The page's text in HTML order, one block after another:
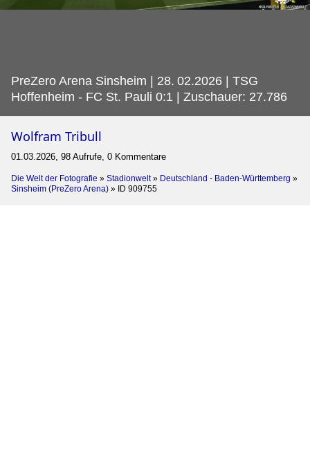
PreZero Arena Sinsheim | 28. 02.2026 | TSG
Hoffenheim - FC St. Pauli 0:1 | Zuschauer: 27.786
Wolfram Tribull
01.03.2026, 98 Aufrufe, 0 Kommentare
Die Welt der Fotografie » Stadionwelt» Deutschland - Baden-Württemberg »
Sinsheim (PreZero Arena) » ID 909755